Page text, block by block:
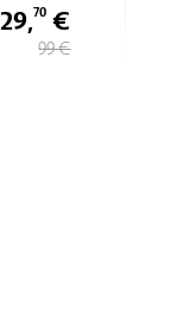
29,70 €
99 €